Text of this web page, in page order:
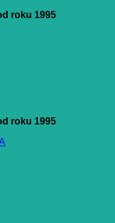
roku 1995
roku 1995